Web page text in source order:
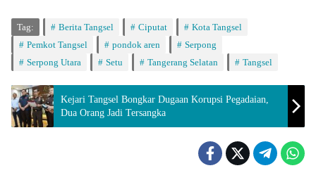
Tag: Berita Tangsel Ciputat
Kota Tangsel
Pemkot Tangsel
pondok aren
Serpong
Serpong Utara
Setu Tangerang Selatan Tangsel
Kejari Tangsel Bongkar Dugaan Korupsi Pegadaian,
Dua Orang Jadi Tersangka